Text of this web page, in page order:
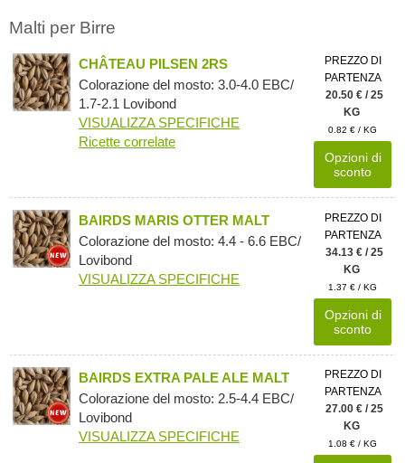
Malti per Birre
CHÂTEAU PILSEN 2RS
Colorazione del mosto: 3.0-4.0 EBC/
1.7-2.1 Lovibond
VISUALIZZA SPECIFICHE
Ricette correlate
PREZZO DI
PARTENZA
20.50 € / 25
KG
0.82 € / KG
Opzioni di
sconto
BAIRDS MARIS OTTER MALT
Colorazione del mosto: 4.4 - 6.6 EBC/
Lovibond
VISUALIZZA SPECIFICHE
PREZZO DI
PARTENZA
34.13 € / 25
KG
1.37 € / KG
Opzioni di
sconto
BAIRDS EXTRA PALE ALE MALT
Colorazione del mosto: 2.5-4.4 EBC/
Lovibond
VISUALIZZA SPECIFICHE
PREZZO DI
PARTENZA
27.00 € / 25
KG
1.08 € / KG